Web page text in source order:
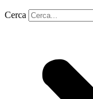
Cerca